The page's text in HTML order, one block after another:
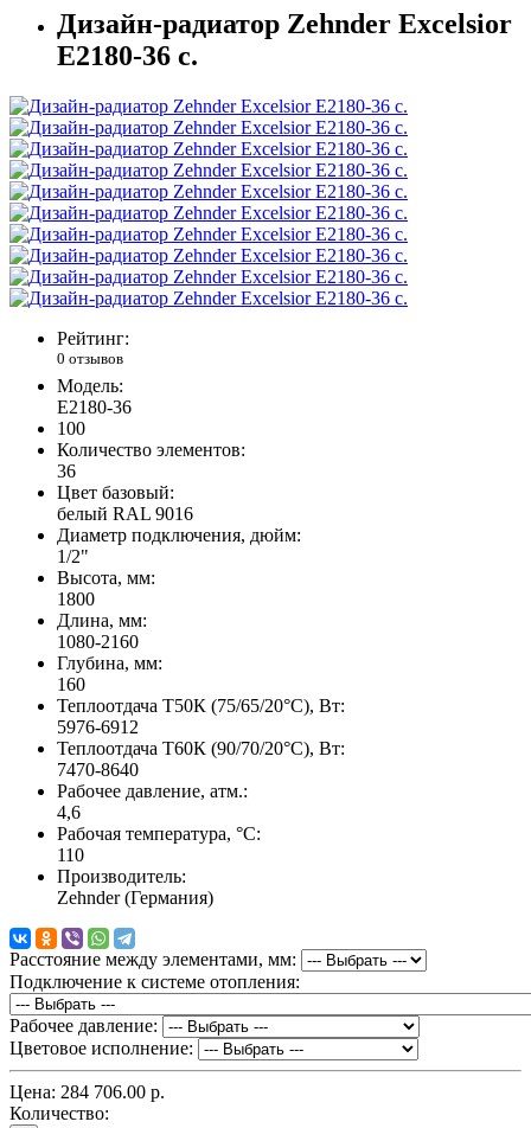
Дизайн-радиатор Zehnder Excelsior
E2180-36 с.
Рейтинг:
0 отзывов
Модель:
E2180-36
100
Количество элементов:
36
Цвет базовый:
белый RAL 9016
Диаметр подключения, дюйм:
1/2"
Высота, мм:
1800
Длина, мм:
1080-2160
Глубина, мм:
160
Теплоотдача Т50К (75/65/20°C), Вт:
5976-6912
Теплоотдача Т60К (90/70/20°C), Вт:
7470-8640
Рабочее давление, атм.:
4,6
Рабочая температура, °C:
110
Производитель:
Zehnder (Германия)
Расстояние между элементами, мм:
Подключение к системе отопления:
Рабочее давление:
Цветовое исполнение:
Цена: 284 706.00 р.
Количество: